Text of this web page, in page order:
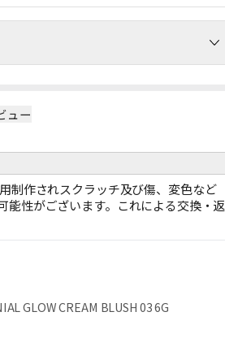
かりません。
ません。）
合、最小送料が適用されます。
くと、最も軽い商品1点を基準に最小送料の
10個の送料
上お買い上げの場合、送料無料となりま
円以上購入すると、送料は完全に無料
いる場合、送料無料は適用されません。）
ュー
制作されスクラッチ及び傷、変色など
能性がございます。これによる交換・返
GLOW CREAM BLUSH 03 6G